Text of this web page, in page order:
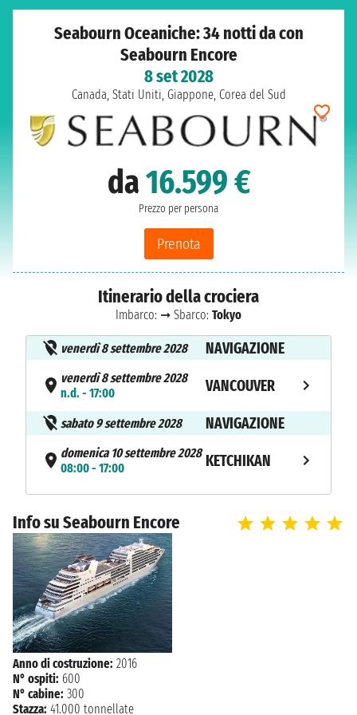
Seabourn Oceaniche: 34 notti da con
Seabourn Encore
8 set 2028
Canada, Stati Uniti, Giappone, Corea del Sud
da16.599 €
Prezzo per persona
Prenota
Itinerario della crociera
Imbarco: ➞ Sbarco: Tokyo
venerdì 8 settembre 2028 NAVIGAZIONE
venerdì 8 settembre 2028
n.d. - 17:00
VANCOUVER
sabato 9 settembre 2028 NAVIGAZIONE
domenica 10 settembre 2028
08:00 - 17:00
KETCHIKAN
08:00 - 17:00
KLAWOCK
martedì 12 settembre 2028
08:00 - 17:00
mercoledì 13 settembre 2028
08:00 - 16:00
giovedì 14 settembre 2028
venerdì 15 settembre 2028
07:00 - 16:00
Info su Seabourn Encore
Anno di costruzione: 2016
N° ospiti: 600
N° cabine: 300
Stazza: 41.000 tonnellate